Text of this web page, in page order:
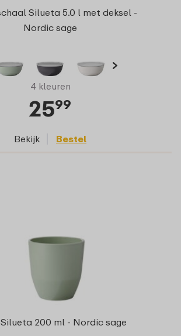
Silueta 5.0 l met deksel -
Nordic sage
4 kleuren
2599
Bekijk Bestel
200 ml - Nordic sage